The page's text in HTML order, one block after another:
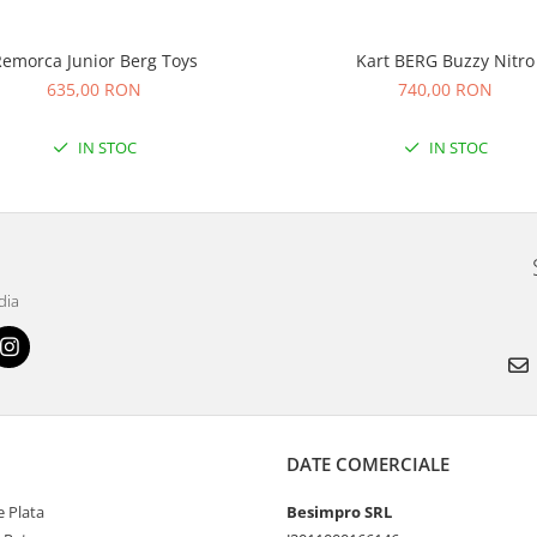
Junior Berg Toys
635,00 RON
IN STOC
Kart BERG Buzzy Nitro
740,00 RON
IN STOC
Plata
DATE COMERCIALE
Besimpro SRL